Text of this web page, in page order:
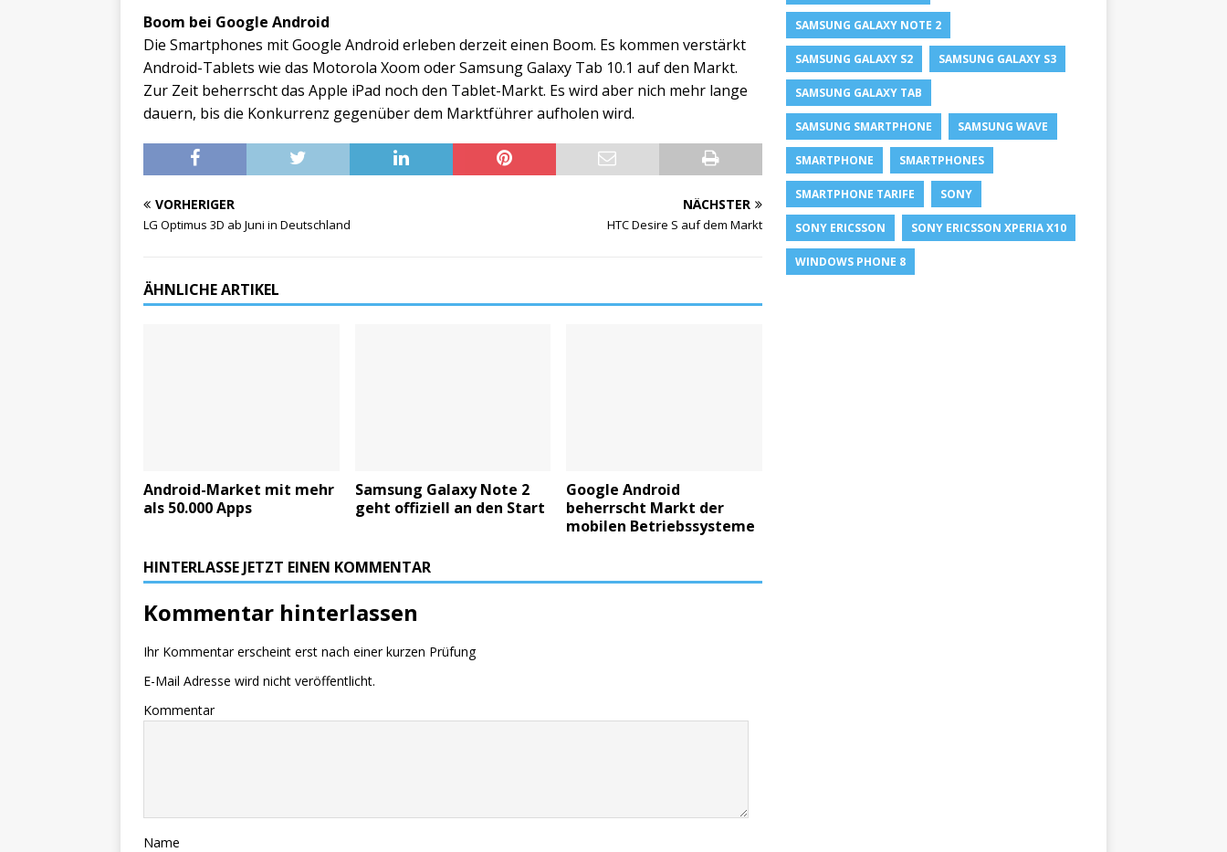
Boom bei Google Android
Die Smartphones mit Google Android erleben derzeit einen Boom. Es kommen verstärkt
Android-Tablets wie das Motorola Xoom oder Samsung Galaxy Tab 10.1 auf den Markt.
Zur Zeit beherrscht das Apple iPad noch den Tablet-Markt. Es wird aber nich mehr lange
dauern, bis die Konkurrenz gegenüber dem Marktführer aufholen wird.
VORHERIGER
LG Optimus 3D ab Juni in Deutschland
NÄCHSTER
HTC Desire S auf dem Markt
ÄHNLICHE ARTIKEL
Android-Market mit mehr
als 50.000 Apps
Samsung Galaxy Note 2
geht offiziell an den Start
Google Android
beherrscht Markt der
mobilen Betriebssysteme
HINTERLASSE JETZT EINEN KOMMENTAR
Kommentar hinterlassen
Ihr Kommentar erscheint erst nach einer kurzen Prüfung
E-Mail Adresse wird nicht veröffentlicht.
Kommentar
Name
SAMSUNG GALAXY NOTE 2
SAMSUNG GALAXY S2 SAMSUNG GALAXY S3
SAMSUNG GALAXY TAB
SAMSUNG SMARTPHONE SAMSUNG WAVE
SMARTPHONE SMARTPHONES
SMARTPHONE TARIFE SONY
SONY ERICSSON SONY ERICSSON XPERIA X10
WINDOWS PHONE 8